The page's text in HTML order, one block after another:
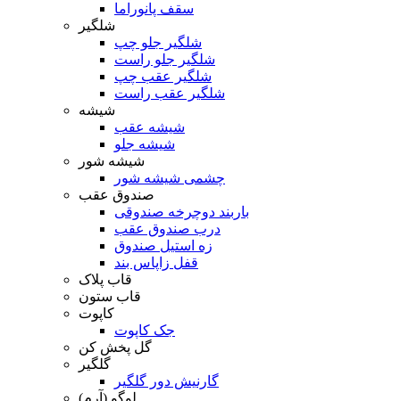
سقف پانوراما
شلگیر
شلگیر جلو چپ
شلگیر جلو راست
شلگیر عقب چپ
شلگیر عقب راست
شیشه
شیشه عقب
شیشه جلو
شیشه شور
چشمی شیشه شور
صندوق عقب
باربند دوچرخه صندوقی
درب صندوق عقب
زه استیل صندوق
قفل زاپاس بند
قاب پلاک
قاب ستون
کاپوت
جک کاپوت
گل پخش کن
گلگیر
گارنیش دور گلگیر
لوگو (آرم)